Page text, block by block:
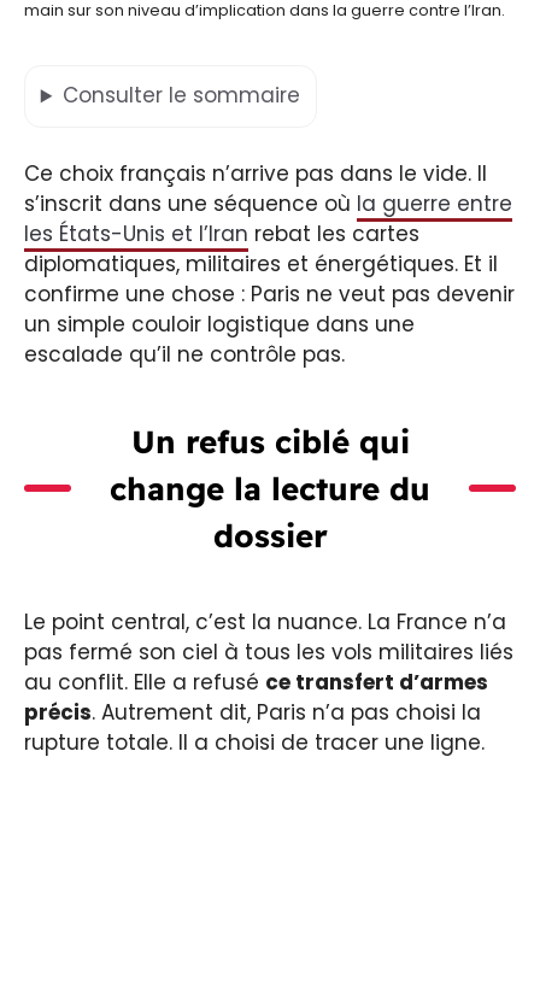
main sur son niveau d’implication dans la guerre contre l’Iran.
Consulter le sommaire
Ce choix français n’arrive pas dans le vide. Il
s’inscrit dans une séquence où la guerre entre
les États-Unis et l’Iran rebat les cartes
diplomatiques, militaires et énergétiques. Et il
confirme une chose : Paris ne veut pas devenir
un simple couloir logistique dans une
escalade qu’il ne contrôle pas.
Un refus ciblé qui
change la lecture du
dossier
Le point central, c’est la nuance. La France n’a
pas fermé son ciel à tous les vols militaires liés
au conflit. Elle a refusé ce transfert d’armes
précis. Autrement dit, Paris n’a pas choisi la
rupture totale. Il a choisi de tracer une ligne.